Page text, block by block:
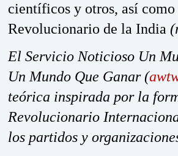
científicos y otros, así
Revolucionario de la India
El Servicio Noticioso Un
Un Mundo Que Ganar (
teórica inspirada por la
Revolucionario
los partidos y